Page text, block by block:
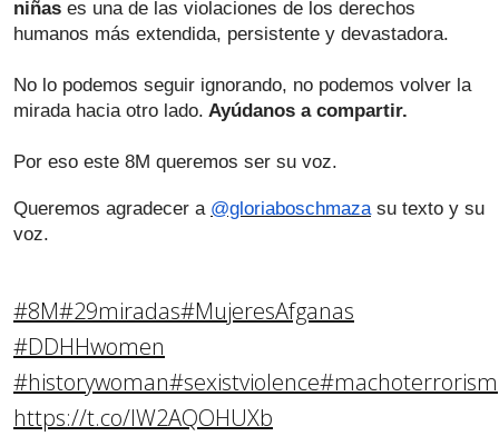
niñas es una de las violaciones de los derechos
humanos más extendida, persistente y devastadora.
No lo podemos seguir ignorando, no podemos volver la
mirada hacia otro lado. Ayúdanos a compartir.
Por eso este 8M queremos ser su voz.
Queremos agradecer a @gloriaboschmaza su texto y su
voz.
#8M#29miradas#MujeresAfganas
#DDHHwomen
#historywoman#sexistviolence#machoterrorism
https://t.co/IW2AQOHUXb